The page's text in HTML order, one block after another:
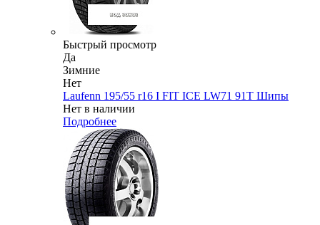
Быстрый просмотр
Да
Зимние
Нет
Laufenn 195/55 r16 I FIT ICE LW71 91T Шипы
Нет в наличии
Подробнее